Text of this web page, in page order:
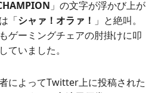
」の文字が浮かび上が
「シャァ！オラァ！ 」と絶叫。
ゲーミングチェアの肘掛けに叩
ていました。
によってTwitter上に投稿された